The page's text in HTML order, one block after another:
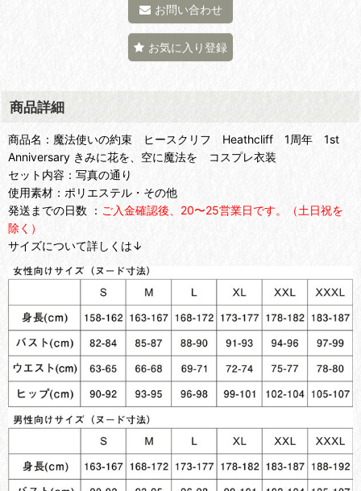
お問い合わせ
お気に入り登録
商品詳細
商品名：魔法使いの約束 ヒースクリフ Heathcliff 1周年 1st
Anniversary きみに花を、空に魔法を コスプレ衣装
セット内容：写真の通り
使用素材：ポリエステル・その他
発送までの日数 ： ご入金確認後、20〜25営業日です。（土日祝を
除く）
サイズについて詳しくは↓